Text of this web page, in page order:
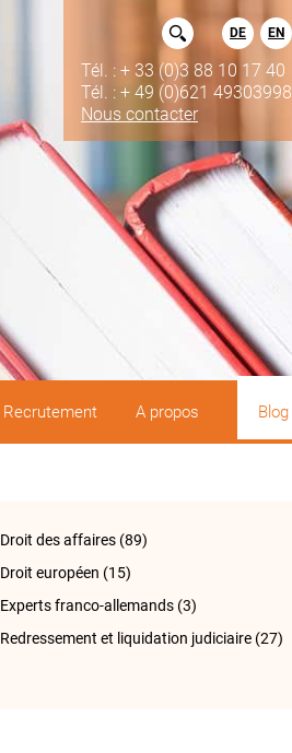
EN
DE
Tél. : + 33 (0)3 88 10 17 40
Tél. : + 49 (0)621 49303998
Nous contacter
Recrutement A propos Blog
Droit des affaires (89)
Droit européen (15)
Experts franco-allemands (3)
Redressement et liquidation judiciaire (27)